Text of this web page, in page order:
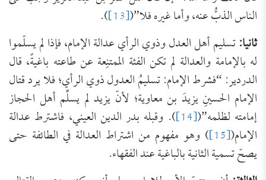
الناس الذبُّ عنه، وأما غيره فلا”([13]
).
ثانيا:تسليم أهل العدل وذوي الرأي عدالة الإمام، فإذا لم يسلّموا
له بالإمامة والعدالة لم تكن الفئة الممتنِعة عن طاعته باغيةً، قال
الدردير: “فشرط الإمام: تسليمُ العدول ذوي الرأي؛ فلا يرد قتال
الإمام الحسينِ يزيدَ بن معاوية؛ لأنّ يزيد لم يسلِّم أهل الحجاز
إمامته لظلمه”([14] ). وقبله بدر الدين العيني، فاشترط عدالة
الإمام([15] ) وهو مفهوم من اشتراط العدالة في الطائفة حتى
يصحّ تسمية الثانية بالباغية عند الفقهاء.